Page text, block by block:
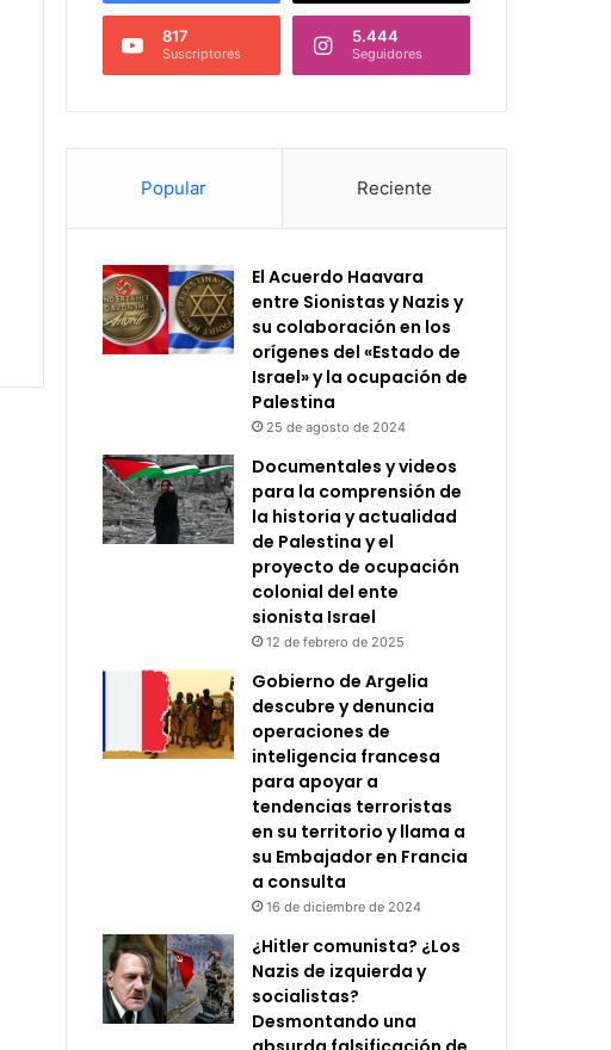
817
Suscriptores
5.444
Seguidores
Popular Reciente
El Acuerdo Haavara
entre Sionistas y Nazis y
su colaboración en los
orígenes del «Estado de
Israel» y la ocupación de
Palestina
25 de agosto de 2024
Documentales y videos
para la comprensión de
la historia y actualidad
de Palestina y el
proyecto de ocupación
colonial del ente
sionista Israel
12 de febrero de 2025
Gobierno de Argelia
descubre y denuncia
operaciones de
inteligencia francesa
para apoyar a
tendencias terroristas
en su territorio y llama a
su Embajador en Francia
a consulta
16 de diciembre de 2024
¿Hitler comunista? ¿Los
Nazis de izquierda y
socialistas?
Desmontando una